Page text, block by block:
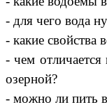
- для чего вода
- какие свойства
- чем
озерной?
- можно ли пить